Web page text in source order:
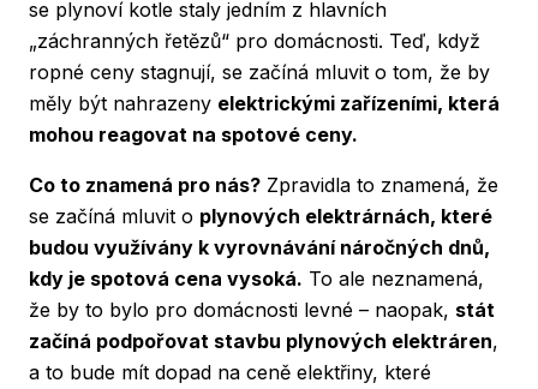
se plynoví kotle staly jedním z hlavních
„záchranných řetězů“ pro domácnosti. Teď, když
ropné ceny stagnují, se začíná mluvit o tom, že by
měly být nahrazeny elektrickými zařízeními, která
mohou reagovat na spotové ceny.
Co to znamená pro nás? Zpravidla to znamená, že
se začíná mluvit o plynových elektrárnách, které
budou využívány k vyrovnávání náročných dnů,
kdy je spotová cena vysoká. To ale neznamená,
že by to bylo pro domácnosti levné – naopak, stát
začíná podpořovat stavbu plynových elektráren,
a to bude mít dopad na ceně elektřiny, které